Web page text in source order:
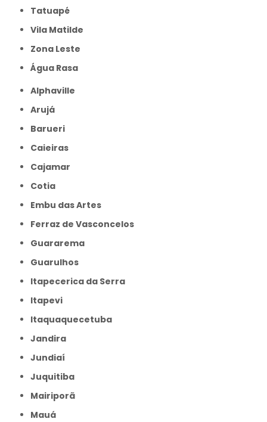
Tatuapé
Vila Matilde
Zona Leste
Água Rasa
Alphaville
Arujá
Barueri
Caieiras
Cajamar
Cotia
Embu das Artes
Ferraz de Vasconcelos
Guararema
Guarulhos
Itapecerica da Serra
Itapevi
Itaquaquecetuba
Jandira
Jundiaí
Juquitiba
Mairiporã
Mauá